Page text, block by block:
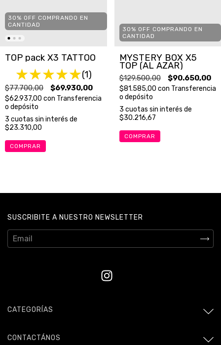
30% OFF COMPRANDO EN
CANTIDAD
TOP pack X3 TATTOO
(1)
$77.700,00 $69.930,00
$62.937,00 con Transferencia
o depósito
3 cuotas sin interés de
$23.310,00
COMPRAR
30% OFF COMPRANDO EN
CANTIDAD
MYSTERY BOX X5
TOP (AL AZAR)
$129.500,00 $90.650,00
$81.585,00 con Transferencia
o depósito
3 cuotas sin interés de
$30.216,67
COMPRAR
SUSCRIBITE A NUESTRO NEWSLETTER
CATEGORÍAS
CONTACTÁNOS